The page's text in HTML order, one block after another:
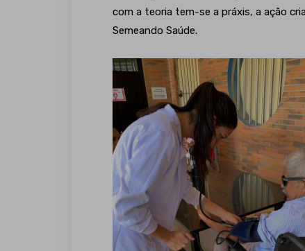
com a teoria tem-se a práxis, a ação
Semeando Saúde.